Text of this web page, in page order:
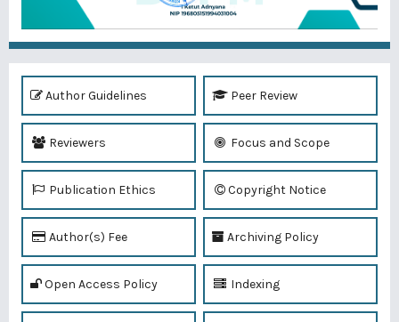
Author Guidelines Peer Review
Reviewers Focus and Scope
Publication Ethics Copyright Notice
Author(s) Fee Archiving Policy
Open Access Policy Indexing